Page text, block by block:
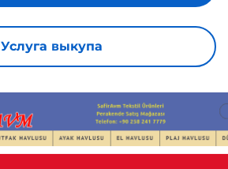
Услуга выкупа